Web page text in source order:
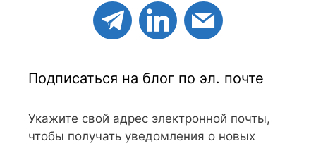
Подписаться на блог по эл. почте
Укажите свой адрес электронной почты,
чтобы получать уведомления о новых